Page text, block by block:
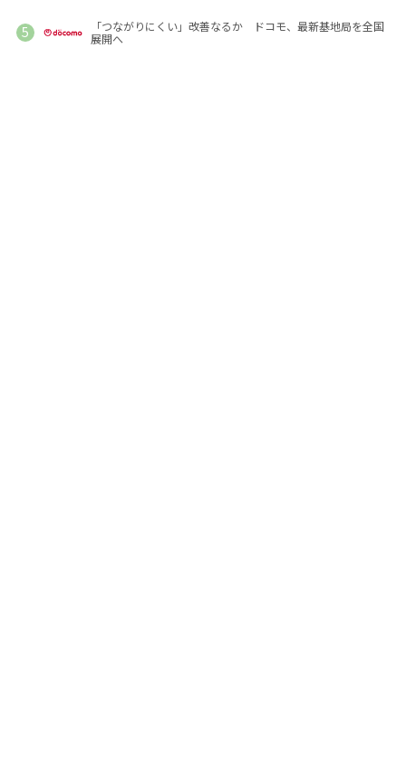
「つながりにくい」改善なるか ドコモ、最新基地局を全国
展開へ